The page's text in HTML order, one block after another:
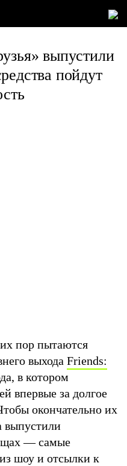
выпустили
пойдут
пор пытаются
выхода Friends:
в котором
впервые за долгое
окончательно их
выпустили
— самые
шоу и отсылки к